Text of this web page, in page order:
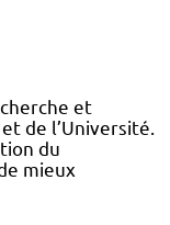
et
de l’Université.
du
mieux